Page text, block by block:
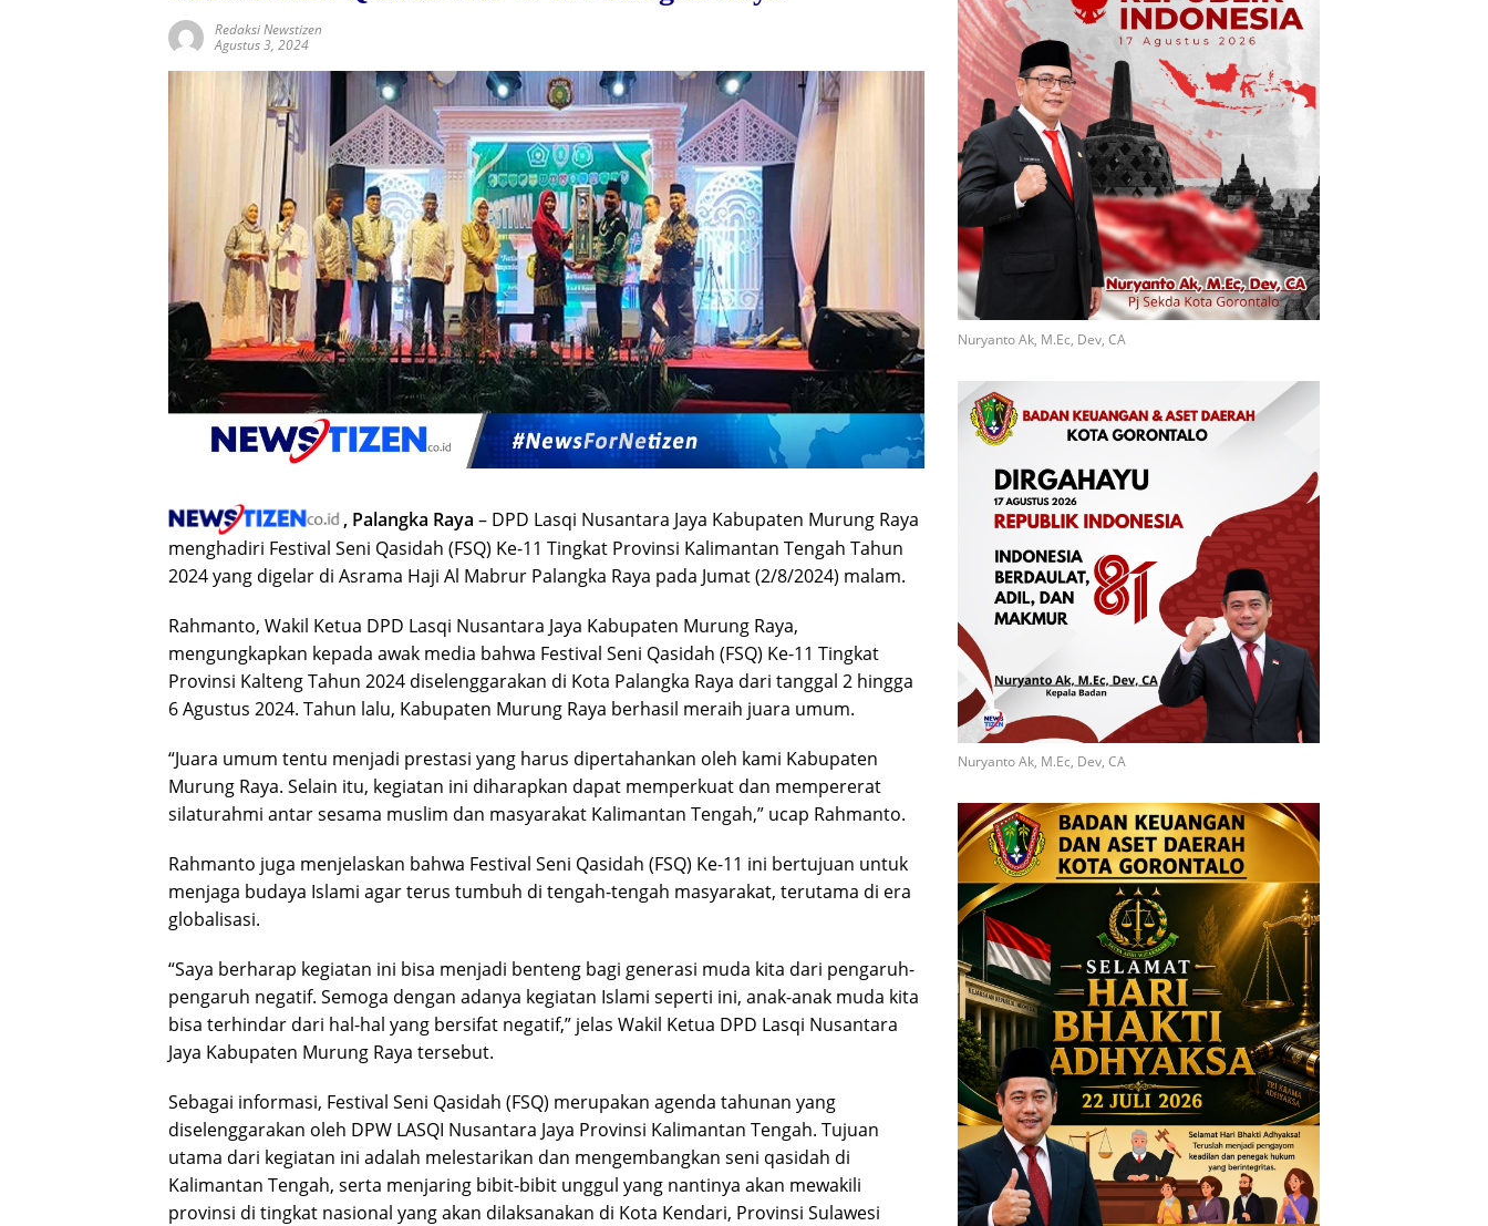
Redaksi Newstizen
Agustus 3, 2024
, Palangka Raya – DPD Lasqi Nusantara Jaya Kabupaten Murung Raya
menghadiri Festival Seni Qasidah (FSQ) Ke-11 Tingkat Provinsi Kalimantan Tengah Tahun
2024 yang digelar di Asrama Haji Al Mabrur Palangka Raya pada Jumat (2/8/2024) malam.
Rahmanto, Wakil Ketua DPD Lasqi Nusantara Jaya Kabupaten Murung Raya,
mengungkapkan kepada awak media bahwa Festival Seni Qasidah (FSQ) Ke-11 Tingkat
Provinsi Kalteng Tahun 2024 diselenggarakan di Kota Palangka Raya dari tanggal 2 hingga
6 Agustus 2024. Tahun lalu, Kabupaten Murung Raya berhasil meraih juara umum.
“Juara umum tentu menjadi prestasi yang harus dipertahankan oleh kami Kabupaten
Murung Raya. Selain itu, kegiatan ini diharapkan dapat memperkuat dan mempererat
silaturahmi antar sesama muslim dan masyarakat Kalimantan Tengah,” ucap Rahmanto.
Rahmanto juga menjelaskan bahwa Festival Seni Qasidah (FSQ) Ke-11 ini bertujuan untuk
menjaga budaya Islami agar terus tumbuh di tengah-tengah masyarakat, terutama di era
globalisasi.
“Saya berharap kegiatan ini bisa menjadi benteng bagi generasi muda kita dari pengaruh-
pengaruh negatif. Semoga dengan adanya kegiatan Islami seperti ini, anak-anak muda kita
bisa terhindar dari hal-hal yang bersifat negatif,” jelas Wakil Ketua DPD Lasqi Nusantara
Jaya Kabupaten Murung Raya tersebut.
Sebagai informasi, Festival Seni Qasidah (FSQ) merupakan agenda tahunan yang
diselenggarakan oleh DPW LASQI Nusantara Jaya Provinsi Kalimantan Tengah. Tujuan
utama dari kegiatan ini adalah melestarikan dan mengembangkan seni qasidah di
Kalimantan Tengah, serta menjaring bibit-bibit unggul yang nantinya akan mewakili
provinsi di tingkat nasional yang akan dilaksanakan di Kota Kendari, Provinsi Sulawesi
Nuryanto Ak, M.Ec, Dev, CA
Nuryanto Ak, M.Ec, Dev, CA